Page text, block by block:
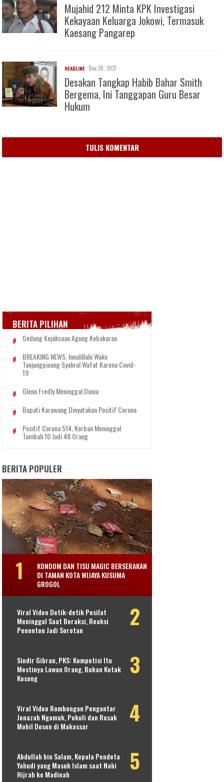
Mujahid 212 Minta KPK Investigasi
Kekayaan Keluarga Jokowi, Termasuk
Kaesang Pangarep
HEADLINE Dec 20, 2021
Desakan Tangkap Habib Bahar Smith
Bergema, Ini Tanggapan Guru Besar
Hukum
TULIS KOMENTAR
BERITA PILIHAN
Gedung Kejaksaan Agung Kebakaran
BREAKING NEWS, Innalillahi Wako
Tanjungpinang Syahrul Wafat Karena Covid-
19
Glenn Fredly Meninggal Dunia
Bupati Karawang Dinyatakan Positif Corona
Positif Corona 514, Korban Meninggal
Tambah 10 Jadi 48 Orang
BERITA POPULER
KONDOM DAN TISU MAGIC BERSERAKAN
DI TAMAN KOTA WIJAYA KUSUMA
GROGOL
Viral Video Detik-detik Pesilat
Meninggal Saat Beraksi, Reaksi
Penonton Jadi Sorotan
Sindir Gibran, PKS: Kompetisi Itu
Mestinya Lawan Orang, Bukan Kotak
Kosong
Viral Video Rombongan Pengantar
Jenazah Ngamuk, Pukuli dan Rusak
Mobil Dosen di Makassar
Abdullah bin Salam, Kepala Pendeta
Yahudi yang Masuk Islam saat Nabi
Hijrah ke Madinah